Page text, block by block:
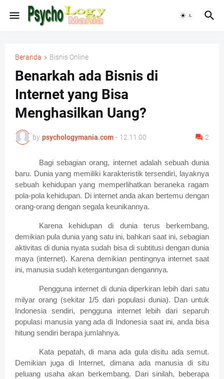
Beranda Bisnis Online
Benarkah ada Bisnis di
Internet yang Bisa
Menghasilkan Uang?
by psychologymania.com - 12.11.00 2
Bagi sebagian orang, internet adalah sebuah dunia
baru. Dunia yang memiliki karakteristik tersendiri, layaknya
sebuah kehidupan yang memperlihatkan beraneka ragam
pola-pola kehidupan. Di internet anda akan bertemu dengan
orang-orang dengan segala keunikannya.
Karena kehidupan di dunia terus berkembang,
demikian pula dunia yang satu ini, bahkan saat ini, sebagian
aktivitas di dunia nyata sudah bisa di subtitusi dengan dunia
maya (internet). Karena demikian pentingnya internet saat
ini, manusia sudah ketergantungan dengannya.
Pengguna internet di dunia diperkiran lebih dari satu
milyar orang (sekitar 1/5 dari populasi dunia). Dan untuk
Indonesia sendiri, pengguna internet lebih dari separuh
populasi manusia yang ada di Indonesia saat ini, anda bisa
hitung sendiri berapa jumlahnya.
Kata pepatah, di mana ada gula disitu ada semut.
Demikian juga di Internet, dimana ada manusia di situ
peluang usaha akan berkembang. Dari sinilah, beberapa